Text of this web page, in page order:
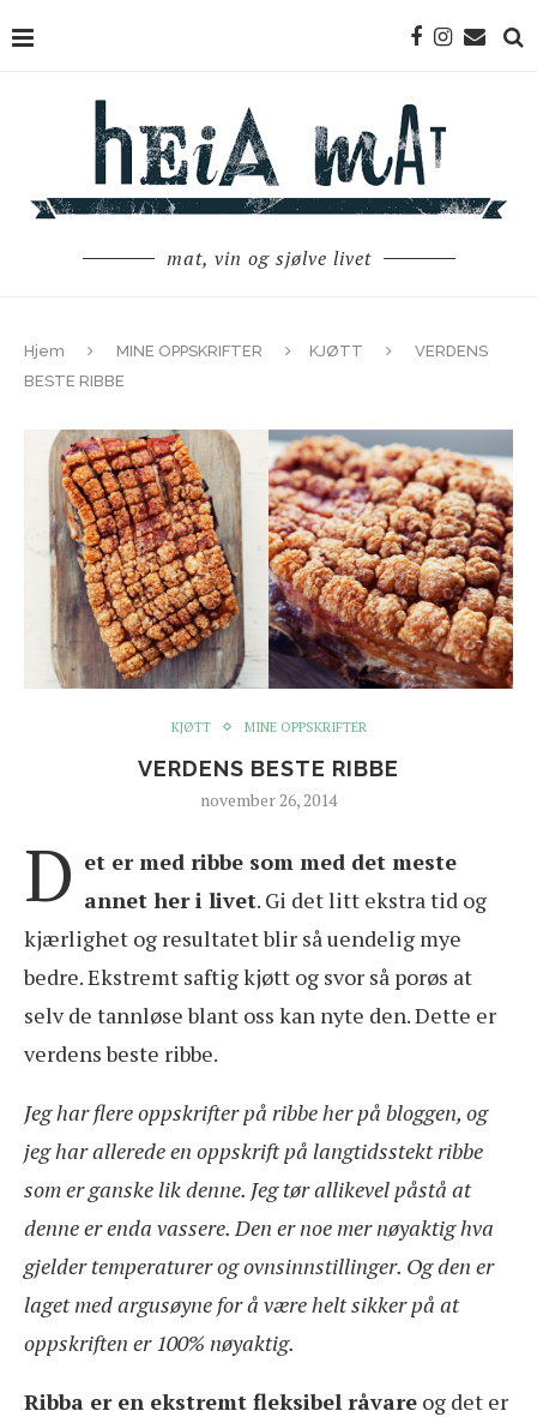
mat, vin og sjølve livet
Hjem MINE OPPSKRIFTER KJØTT
VERDENS
BESTE RIBBE
KJØTT MINE OPPSKRIFTER
VERDENS BESTE RIBBE
november 26, 2014
D et er med ribbe som med det meste
annet her i livet. Gi det litt ekstra tid og
kjærlighet og resultatet blir så uendelig mye
bedre. Ekstremt saftig kjøtt og svor så porøs at
selv de tannløse blant oss kan nyte den. Dette er
verdens beste ribbe.
Jeg har flere oppskrifter på ribbe her på bloggen, og
jeg har allerede en oppskrift på langtidsstekt ribbe
som er ganske lik denne. Jeg tør allikevel påstå at
denne er enda vassere. Den er noe mer nøyaktig hva
gjelder temperaturer og ovnsinnstillinger. Og den er
laget med argusøyne for å være helt sikker på at
oppskriften er 100% nøyaktig.
Ribba er en ekstremt fleksibel råvare og det er